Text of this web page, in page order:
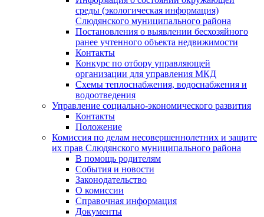
среды (экологическая информация)
Слюдянского муниципального района
Постановления о выявлении бесхозяйного
ранее учтенного объекта недвижимости
Контакты
Конкурс по отбору управляющей
организации для управления МКД
Схемы теплоснабжения, водоснабжения и
водоотведения
Управление социально-экономического развития
Контакты
Положение
Комиссия по делам несовершеннолетних и защите
их прав Слюдянского муниципального района
В помощь родителям
События и новости
Законодательство
О комиссии
Справочная информация
Документы